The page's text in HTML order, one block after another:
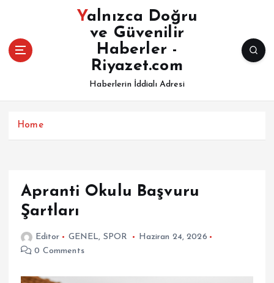
Yalnızca Doğru
ve Güvenilir
Haberler -
Riyazet.com
Haberlerin İddialı Adresi
Home
Apranti Okulu Başvuru
Şartları
Editor GENEL, SPOR
Haziran 24, 2026
0 Comments